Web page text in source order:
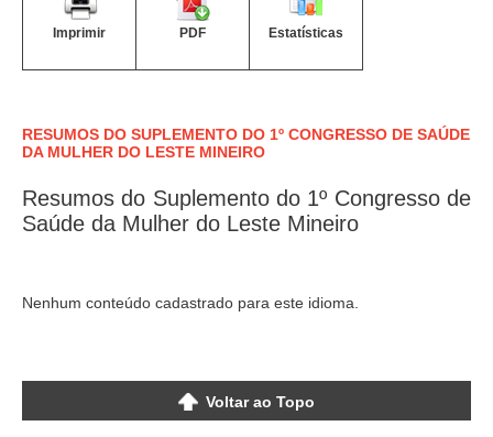
Imprimir PDF Estatísticas
RESUMOS DO SUPLEMENTO DO 1º CONGRESSO DE SAÚDE
DA MULHER DO LESTE MINEIRO
Resumos do Suplemento do 1º Congresso de
Saúde da Mulher do Leste Mineiro
Nenhum conteúdo cadastrado para este idioma.
Voltar ao Topo